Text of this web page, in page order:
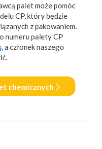
palet może pomóc
CP, który będzie
z pakowaniem.
numeru palety CP
a członek naszego
chemicznych